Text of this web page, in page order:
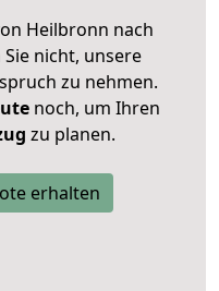
Heilbronn nach
nicht, unsere
zu nehmen.
noch, um Ihren
zu planen.
erhalten